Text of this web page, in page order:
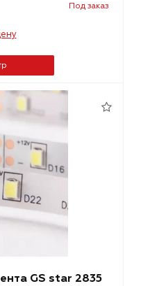
Под заказ
GS star 2835